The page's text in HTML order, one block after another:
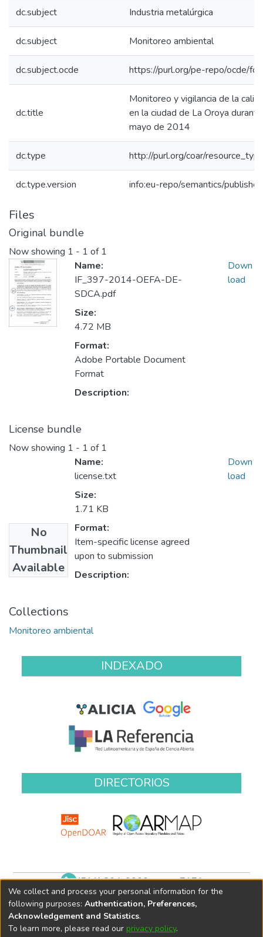
dc.subject Industria metalúrgica
dc.subject Monitoreo ambiental
dc.subject.ocde https://purl.org/pe-repo/ocde/
dc.title
Monitoreo y vigilancia de la
en la ciudad de La Oroya
mayo de 2014
dc.type http://purl.org/coar/
dc.type.version info:eu-repo/semantics/
Files
Original bundle
Now showing 1 - 1 of 1
Name:
IF_397-2014-OEFA-DE-
SDCA.pdf
Size:
4.72 MB
Format:
Adobe Portable Document
Format
Description:
Down
load
License bundle
Now showing 1 - 1 of 1
No
Thumbnail
Available
Name:
license.txt
Size:
1.71 KB
Format:
Item-specific license agreed
upon to submission
Description:
Down
load
Collections
Monitoreo ambiental
INDEXADO
DIRECTORIOS
(511) 204-9900 anexo 7171
biblioteca@oefa.gob.pe
We collect and process your personal information for the
following purposes: Authentication, Preferences,
Acknowledgement and Statistics.
To learn more, please read our privacy policy.